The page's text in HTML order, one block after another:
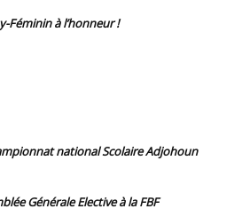
Féminin à l’honneur !
national Scolaire Adjohoun
Générale Elective à la FBF